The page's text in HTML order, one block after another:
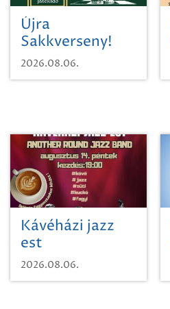
Újra
Sakkverseny!
2026.08.06.
Kávéházi jazz
est
2026.08.06.